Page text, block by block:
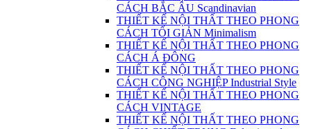
CÁCH BẮC ÂU Scandinavian
THIẾT KẾ NỘI THẤT THEO PHONG
CÁCH TỐI GIẢN Minimalism
THIẾT KẾ NỘI THẤT THEO PHONG
CÁCH Á ĐÔNG
THIẾT KẾ NỘI THẤT THEO PHONG
CÁCH CÔNG NGHIỆP Industrial Style
THIẾT KẾ NỘI THẤT THEO PHONG
CÁCH VINTAGE
THIẾT KẾ NỘI THẤT THEO PHONG